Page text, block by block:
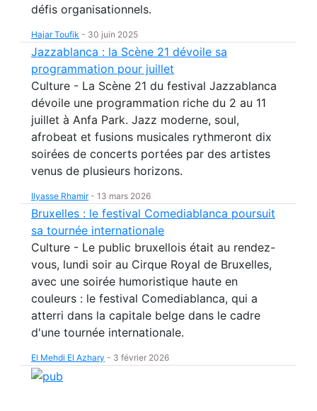
défis organisationnels.
Hajar Toufik - 30 juin 2025
Jazzablanca : la Scène 21 dévoile sa
programmation pour juillet
Culture - La Scène 21 du festival Jazzablanca
dévoile une programmation riche du 2 au 11
juillet à Anfa Park. Jazz moderne, soul,
afrobeat et fusions musicales rythmeront dix
soirées de concerts portées par des artistes
venus de plusieurs horizons.
Ilyasse Rhamir- 13 mars 2026
Bruxelles : le festival Comediablanca poursuit
sa tournée internationale
Culture - Le public bruxellois était au rendez-
vous, lundi soir au Cirque Royal de Bruxelles,
avec une soirée humoristique haute en
couleurs : le festival Comediablanca, qui a
atterri dans la capitale belge dans le cadre
d'une tournée internationale.
El Mehdi El Azhary - 3 février 2026